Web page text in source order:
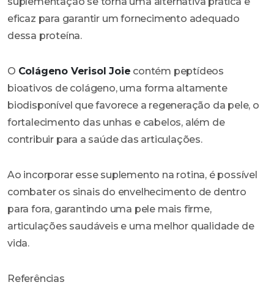
eficaz para garantir um fornecimento adequado
dessa proteína.
O Colágeno Verisol Joie contém peptídeos
bioativos de colágeno, uma forma altamente
biodisponível que favorece a regeneração da pele, o
fortalecimento das unhas e cabelos, além de
contribuir para a saúde das articulações.
Ao incorporar esse suplemento na rotina, é possível
combater os sinais do envelhecimento de dentro
para fora, garantindo uma pele mais firme,
articulações saudáveis e uma melhor qualidade de
vida.
Referências